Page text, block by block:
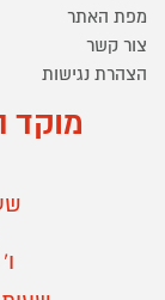
מפת האתר
צור קשר
הצהרת נגישות
מוקד